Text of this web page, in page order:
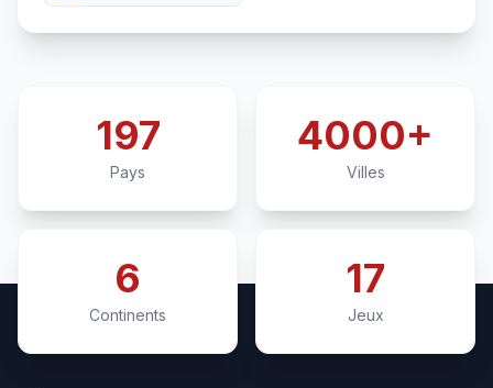
197
Pays
4000+
Villes
6
Continents
17
Jeux